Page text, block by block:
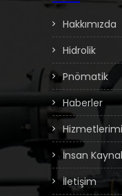
Hakkımızda
Hidrolik
Pnömatik
Haberler
İnsan
İletişim